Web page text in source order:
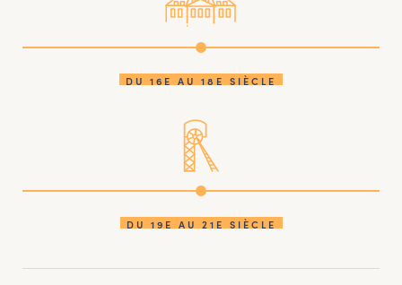
DU 16E AU 18E SIÈCLE
DU 19E AU 21E SIÈCLE